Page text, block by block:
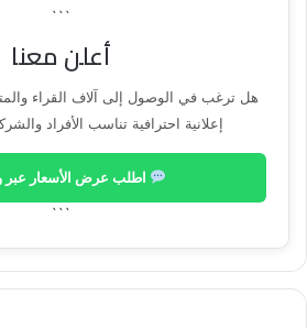
```
أعلن معنا
هل ترغب في الوصول إلى آلاف القراء
إعلانية احترافية تناسب الأفراد
اطلب عرض الأسعار عبر
```